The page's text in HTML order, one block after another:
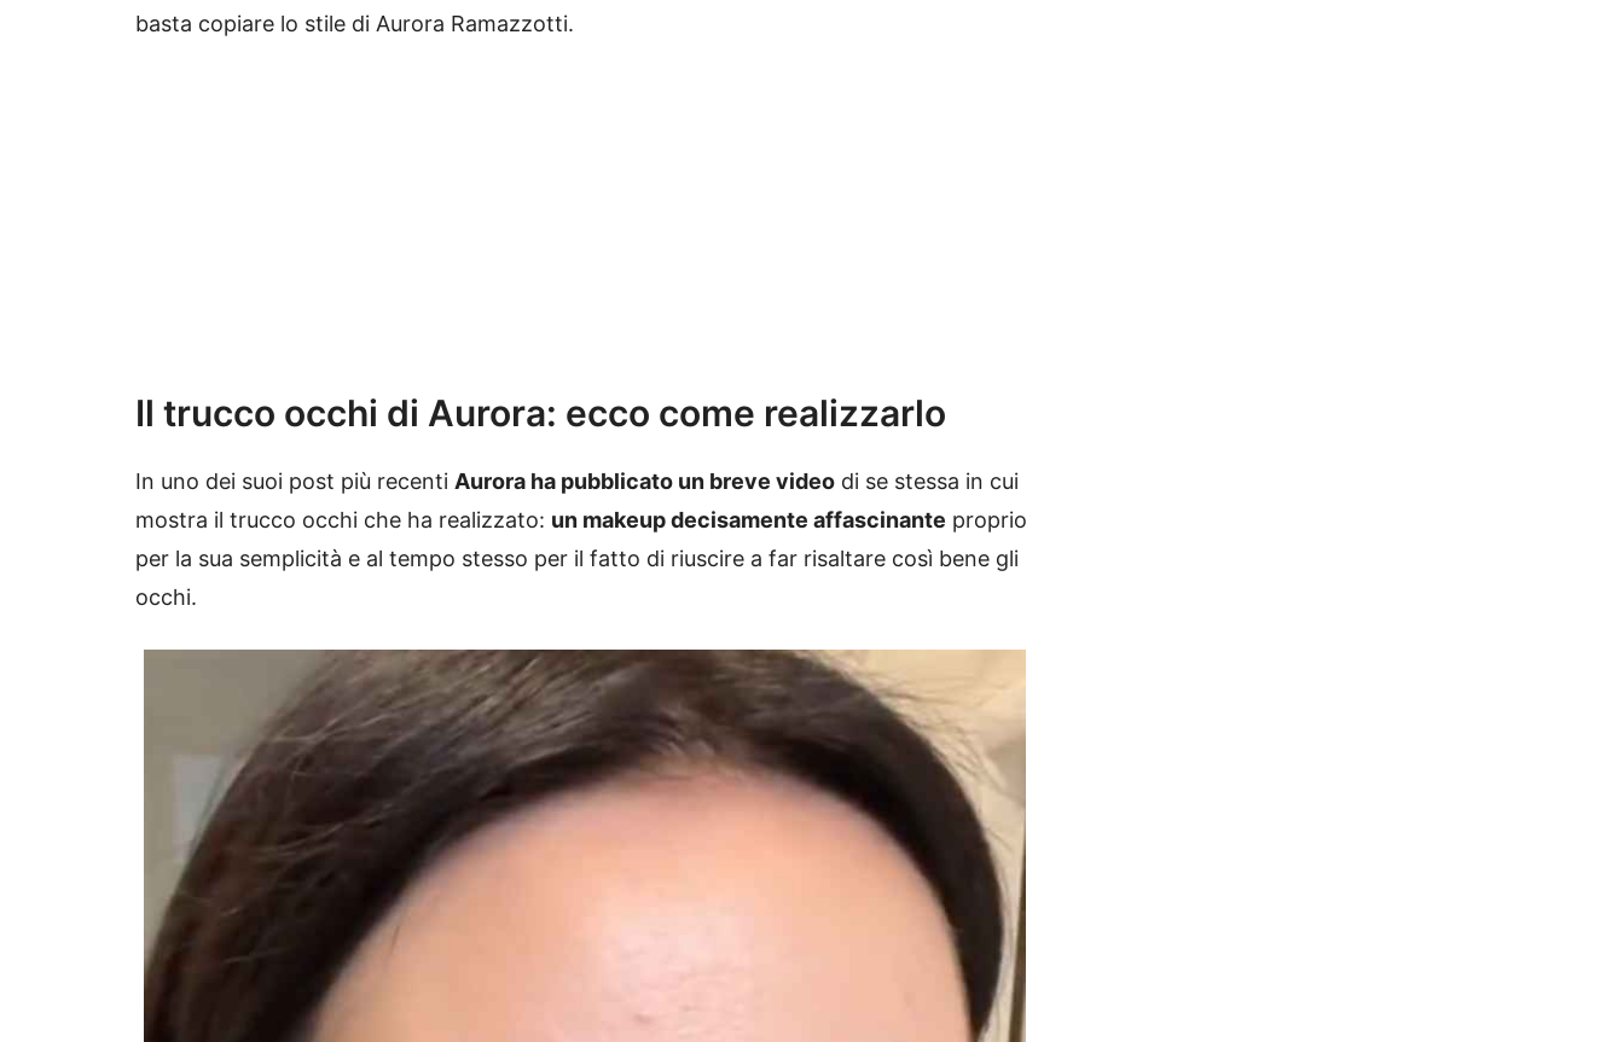
basta copiare lo stile di Aurora Ramazzotti.
Il trucco occhi di Aurora: ecco come realizzarlo
In uno dei suoi post più recenti Aurora ha pubblicato un breve video di se stessa in cui
mostra il trucco occhi che ha realizzato: un makeup decisamente affascinante proprio
per la sua semplicità e al tempo stesso per il fatto di riuscire a far risaltare così bene gli
occhi.